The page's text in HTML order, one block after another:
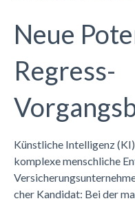
Neue
Regress-
Künst­li­che In­tel­li­genz
kom­ple­xe mensch­li­che
cher Kan­di­dat: Bei der